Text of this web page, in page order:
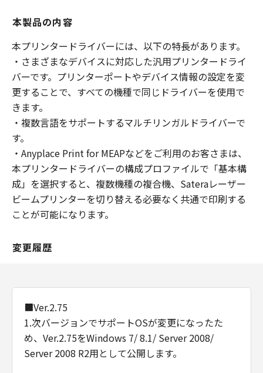
本製品の内容
本プリンタードライバーには、以下の特長があります。
・さまざまなデバイスに対応した汎用プリンタードライ
バーです。プリンターポートやデバイス情報の設定を変
更することで、すべての機種で同じドライバーを使用で
きます。
・複数言語をサポートするマルチリンガルドライバーで
す。
・Anyplace Print for MEAPなどをご利用のお客さまは、
本プリンタードライバーの構成プロファイルで「基本構
成」を選択すると、複数機種の複合機、Sateraレーザー
ビームプリンターを切り替える必要なく共通で印刷する
ことが可能になります。
変更履歴
■Ver.2.75
1.次バージョンでサポートOSが変更になったた
め、Ver.2.75をWindows 7/ 8.1/ Server 2008/
Server 2008 R2用として公開します。